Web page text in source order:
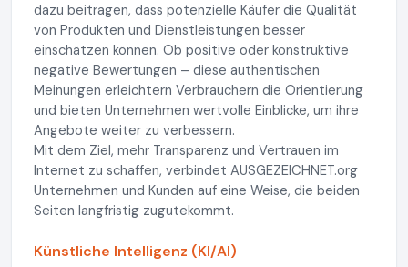
dazu beitragen, dass potenzielle Käufer die Qualität
von Produkten und Dienstleistungen besser
einschätzen können. Ob positive oder konstruktive
negative Bewertungen – diese authentischen
Meinungen erleichtern Verbrauchern die Orientierung
und bieten Unternehmen wertvolle Einblicke, um ihre
Angebote weiter zu verbessern.
Mit dem Ziel, mehr Transparenz und Vertrauen im
Internet zu schaffen, verbindet AUSGEZEICHNET.org
Unternehmen und Kunden auf eine Weise, die beiden
Seiten langfristig zugutekommt.
Künstliche Intelligenz (KI/AI)